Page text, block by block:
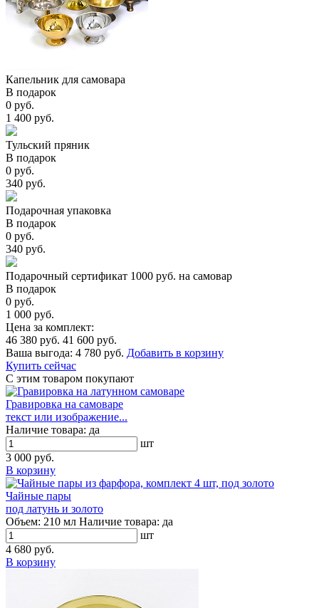
Капельник для самовара
В подарок
0 руб.
1 400 руб.
Тульский пряник
В подарок
0 руб.
340 руб.
Подарочная упаковка
В подарок
0 руб.
340 руб.
Подарочный сертификат 1000 руб. на самовар
В подарок
0 руб.
1 000 руб.
Цена за комплект:
46 380 руб. 41 600 руб.
Ваша выгода: 4 780 руб. Добавить в корзину
Купить сейчас
С этим товаром покупают
Гравировка на самоваре
текст или изображение...
Наличие товара: да
шт
3 000 руб.
В корзину
Чайные пары
под латунь и золото
Объем: 210 мл Наличие товара: да
шт
4 680 руб.
В корзину